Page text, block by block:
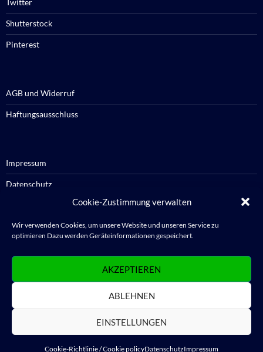
Cookie-Zustimmung verwalten
Wir verwenden Cookies, um unsere Website und unseren Service zu
optimieren Dazu werden Geräteinformationen gespeichert.
AKZEPTIEREN
ABLEHNEN
EINSTELLUNGEN
Cookie-Richtlinie / Cookie policyDatenschutzImpressum
Twitter
Shutterstock
Pinterest
AGB und Widerruf
Haftungsausschluss
Impressum
Datenschutz
Cookie-Richtlinie / Cookie policy
Anmelden
Datenschutz Stolz präsentiert von WordPress